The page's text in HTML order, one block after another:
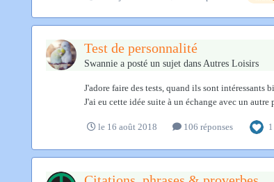
Test de personnalité
Swannie a posté un sujet dans Autres Loisirs
J'adore faire des tests, quand ils sont intéressants
J'ai eu cette idée suite à un échange avec un
le 16 août 2018 106 réponses 1